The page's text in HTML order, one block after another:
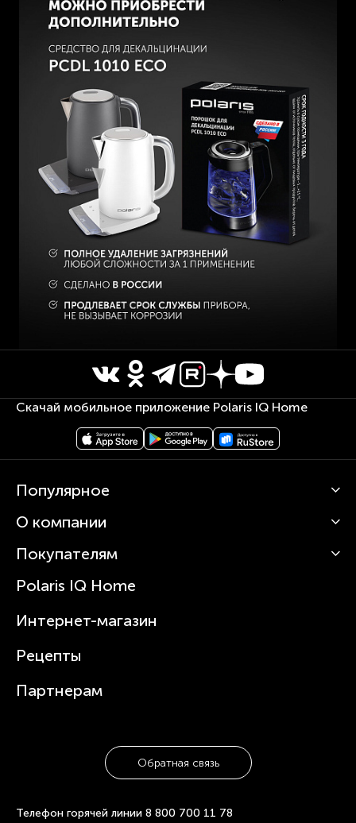
Скачай мобильное приложение Polaris IQ Home
Популярное
Кофемашины
Вертикальные пылесосы
Зубные щетки и ирригаторы
Увлажнители
Посуда
О компании
О Polaris
Статьи
Покупателям
Сервисные центры
Где купить
Polaris IQ Home
Интернет-магазин
Рецепты
Партнерам
Обратная связь
Телефон горячей линии 8 800 700 11 78